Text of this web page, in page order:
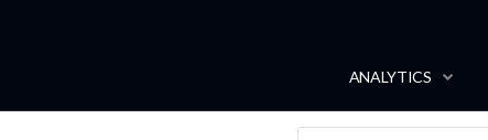
ANALYTICS